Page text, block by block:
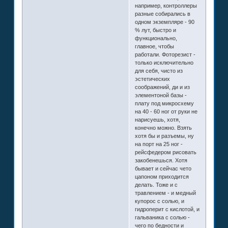
например, контроллеры
разные собирались в
одном экземпляре - 90
% лут, быстро и
функционально,
главное, чтобы
работали. Фоторезист -
только исключительно
для себя, чисто из
эстетических
соображений, ди и из
элементоной базы -
плату под микросхему
на 40 - 60 ног от руки не
нарисуешь, хотя,
конечно можно. Взять
хотя бы и разъемы, ну
на порт на 25 ног -
рейсфедером рисовать
закобенешься. Хотя
бывает и сейчас чето
цапоном приходится
делать. Тоже и с
травлением - и медный
купорос с солью, и
гидроперит с кислотой, и
гальваника с солью -
чего по бедности и